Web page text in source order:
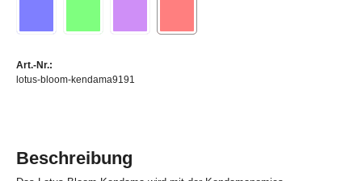
Art.-Nr.:
lotus-bloom-kendama9191
Beschreibung